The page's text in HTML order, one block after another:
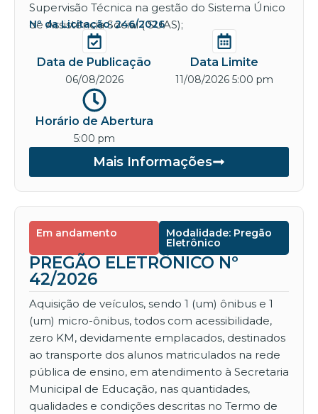
Supervisão Técnica na gestão do Sistema Único
de Assistência Social ( SUAS);
Nº da Licitação: 246/2026
Data de Publicação
06/08/2026
Data Limite
11/08/2026 5:00 pm
Horário de Abertura
5:00 pm
Mais Informações
Em andamento Modalidade: Pregão
Eletrônico
PREGÃO ELETRÔNICO Nº
42/2026
Aquisição de veículos, sendo 1 (um) ônibus e 1
(um) micro-ônibus, todos com acessibilidade,
zero KM, devidamente emplacados, destinados
ao transporte dos alunos matriculados na rede
pública de ensino, em atendimento à Secretaria
Municipal de Educação, nas quantidades,
qualidades e condições descritas no Termo de